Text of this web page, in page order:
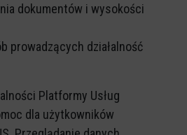
dokumentów i wysokości
prowadzących działalność
Platformy Usług
dla użytkowników